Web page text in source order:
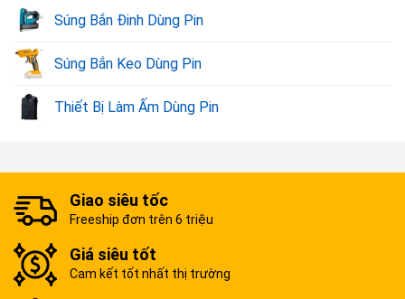
Súng Bắn Đinh Dùng Pin
Súng Bắn Keo Dùng Pin
Thiết Bị Làm Ấm Dùng Pin
Giao siêu tốc
Freeship đơn trên 6 triệu
Giá siêu tốt
Cam kết tốt nhất thị trường